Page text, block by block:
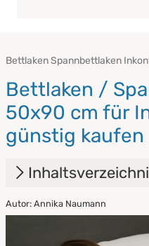
Bettlaken Spannbettlaken
Bettlaken /
50x90 cm für
günstig kaufen
1. Warum ein
Autor: Annika Naumann